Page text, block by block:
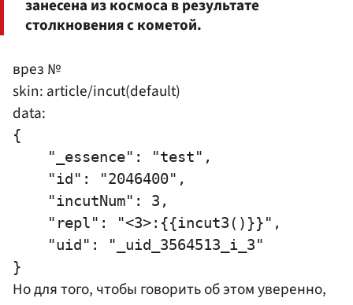
занесена из космоса в результате
столкновения с кометой.
врез №
skin: article/incut(default)
data:
{
    "_essence": "test",
    "id": "2046400",
    "incutNum": 3,
    "repl": "<3>:{{incut3()}}",
    "uid": "_uid_3564513_i_3"
Но для того, чтобы говорить об этом уверенно,